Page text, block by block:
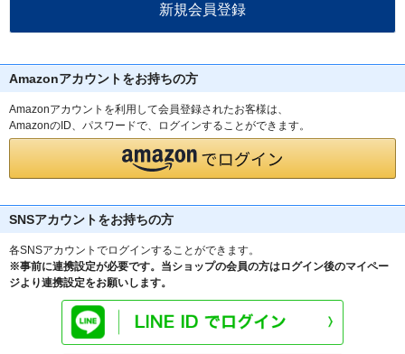
Amazonアカウントをお持ちの方
Amazonアカウントを利用して会員登録されたお客様は、
AmazonのID、パスワードで、ログインすることができます。
SNSアカウントをお持ちの方
各SNSアカウントでログインすることができます。
※事前に連携設定が必要です。当ショップの会員の方はログイン後のマイペー
ジより連携設定をお願いします。